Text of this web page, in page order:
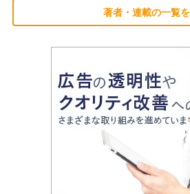
著者・連載の一覧